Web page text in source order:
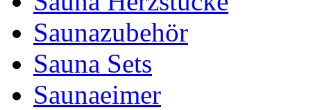
Saunazubehör
Sauna Sets
Saunaeimer